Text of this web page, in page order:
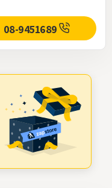
08-9451689